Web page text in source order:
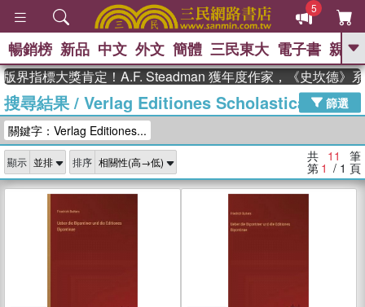
5
GO
熱搜： 東野圭吾 、 高希均教授回憶錄
、 The Odyssey 、 父親節 、 如果歷
獎 臺灣漫遊錄 、 方念華 、 台灣的李
登輝時代
數學女孩：黎曼猜想 、
偉大的迷走神經
暢銷榜 新品 中文 外文 簡體 三民東大 電子書 親子
界指標大獎肯定！A.F. Steadman 獲年度作家，《史坎德》系
搜尋結果/ Verlag Editiones Scholasticae
篩選
關鍵字：Verlag Editiones...
顯示 排序 共 11 筆
第 1 / 1 頁